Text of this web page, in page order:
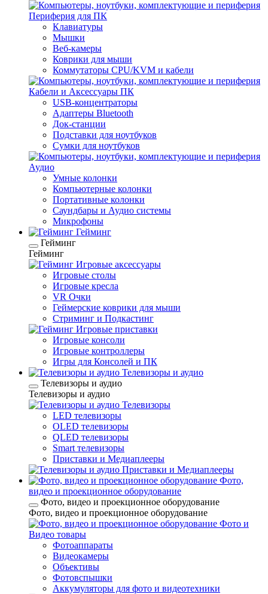
Периферия для ПК
Клавиатуры
Мышки
Веб-камеры
Коврики для мыши
Коммутаторы CPU/KVM и кабели
Кабели и Аксессуары ПК
USB-концентраторы
Адаптеры Bluetooth
Док-станции
Подставки для ноутбуков
Сумки для ноутбуков
Аудио
Умные колонки
Компьютерные колонки
Портативные колонки
Саундбары и Аудио системы
Микрофоны
Гейминг
Гейминг
Гейминг
Игровые аксессуары
Игровые столы
Игровые кресла
VR Очки
Геймерские коврики для мыши
Стриминг и Подкастинг
Игровые приставки
Игровые консоли
Игровые контроллеры
Игры для Консолей и ПК
Телевизоры и аудио
Телевизоры и аудио
Телевизоры и аудио
Телевизоры
LED телевизоры
OLED телевизоры
QLED телевизоры
Smart телевизоры
Приставки и Медиаплееры
Приставки и Медиаплееры
Фото,
видео и проекционное оборудование
Фото, видео и проекционное оборудование
Фото, видео и проекционное оборудование
Фото и
Видео товары
Фотоаппараты
Видеокамеры
Объективы
Фотовспышки
Аккумуляторы для фото и видеотехники